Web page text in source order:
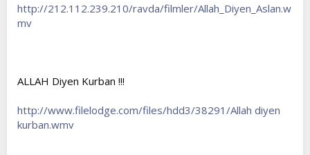
http://212.112.239.210/ravda/filmler/Allah_Diyen_Aslan.w
mv
ALLAH Diyen Kurban !!!
http://www.filelodge.com/files/hdd3/38291/Allah diyen
kurban.wmv